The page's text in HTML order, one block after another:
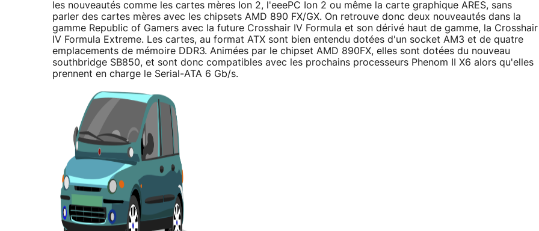
les nouveautés comme les cartes mères Ion 2, l'eeePC Ion 2 ou même la carte graphique ARES, sans
parler des cartes mères avec les chipsets AMD 890 FX/GX. On retrouve donc deux nouveautés dans la
gamme Republic of Gamers avec la future Crosshair IV Formula et son dérivé haut de gamme, la Crosshair
IV Formula Extreme. Les cartes, au format ATX sont bien entendu dotées d'un socket AM3 et de quatre
emplacements de mémoire DDR3. Animées par le chipset AMD 890FX, elles sont dotées du nouveau
southbridge SB850, et sont donc compatibles avec les prochains processeurs Phenom II X6 alors qu'elles
prennent en charge le Serial-ATA 6 Gb/s.